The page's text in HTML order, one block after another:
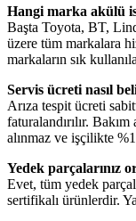
Hangi marka akülü
Başta Toyota, BT,
üzere tüm markalara
markaların sık
Servis ücreti nasıl
Arıza tespit ücreti
faturalandırılır.
alınmaz ve işçilikte
Yedek parçalarınız
Evet, tüm yedek
sertifikalı ürünlerdir.